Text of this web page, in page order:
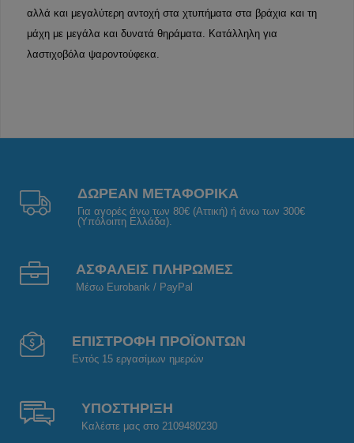
αλλά και μεγαλύτερη αντοχή στα χτυπήματα στα βράχια και τη
μάχη με μεγάλα και δυνατά θηράματα. Κατάλληλη για
λαστιχοβόλα ψαροντούφεκα.
ΔΩΡΕΑΝ ΜΕΤΑΦΟΡΙΚΑ
Για αγορές άνω των 80€ (Αττική) ή άνω των 300€
(Υπόλοιπη Ελλάδα).
ΑΣΦΑΛΕΙΣ ΠΛΗΡΩΜΕΣ
Μέσω Eurobank / PayPal
ΕΠΙΣΤΡΟΦΗ ΠΡΟΪΟΝΤΩΝ
Εντός 15 εργασίμων ημερών
ΥΠΟΣΤΗΡΙΞΗ
Καλέστε μας στο 2109480230